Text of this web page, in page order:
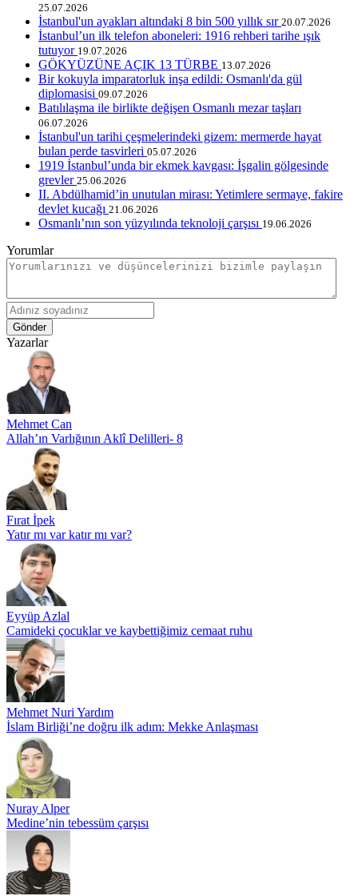
25.07.2026
İstanbul'un ayakları altındaki 8 bin 500 yıllık sır 20.07.2026
İstanbul’un ilk telefon aboneleri: 1916 rehberi tarihe ışık
tutuyor 19.07.2026
GÖKYÜZÜNE AÇIK 13 TÜRBE 13.07.2026
Bir kokuyla imparatorluk inşa edildi: Osmanlı'da gül
diplomasisi 09.07.2026
Batılılaşma ile birlikte değişen Osmanlı mezar taşları
06.07.2026
İstanbul'un tarihi çeşmelerindeki gizem: mermerde hayat
bulan perde tasvirleri 05.07.2026
1919 İstanbul’unda bir ekmek kavgası: İşgalin gölgesinde
grevler 25.06.2026
II. Abdülhamid’in unutulan mirası: Yetimlere sermaye, fakire
devlet kucağı 21.06.2026
Osmanlı’nın son yüzyılında teknoloji çarşısı 19.06.2026
Yorumlar
Gönder
Yazarlar
Mehmet Can
Allah’ın Varlığının Aklî Delilleri- 8
Fırat İpek
Yatır mı var katır mı var?
Eyyüp Azlal
Camideki çocuklar ve kaybettiğimiz cemaat ruhu
Mehmet Nuri Yardım
İslam Birliği’ne doğru ilk adım: Mekke Anlaşması
Nuray Alper
Medine’nin tebessüm çarşısı